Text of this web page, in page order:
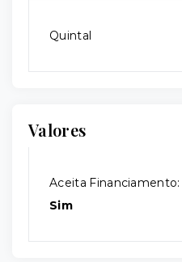
Quintal
Valores
Aceita Financiamento:
Sim